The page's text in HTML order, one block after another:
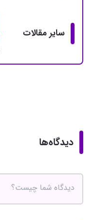
سایر مقالات
دیدگاه‌ها